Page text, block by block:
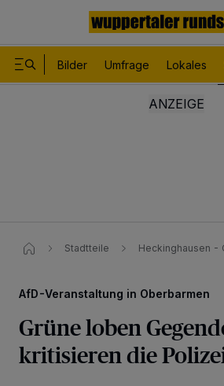
Bilder Umfrage Lokales
Stadtteile Heckinghausen -
AfD-Veranstaltung in Oberbarmen
Grüne loben
kritisieren die